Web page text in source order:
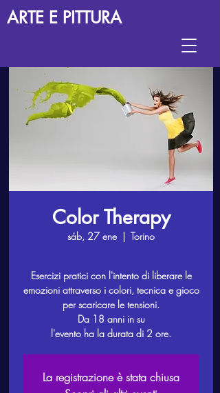
ARTE E PITTURA
Color Therapy
sáb, 27 ene
  |
Torino
Esercizi pratici con l'intento di liberare le
emozioni attraverso i colori, tecnica e gioco
per scaricare le tensioni.
Da 18 anni in su
l'evento ha la durata di 2 ore.
La registrazione è stata chiusa